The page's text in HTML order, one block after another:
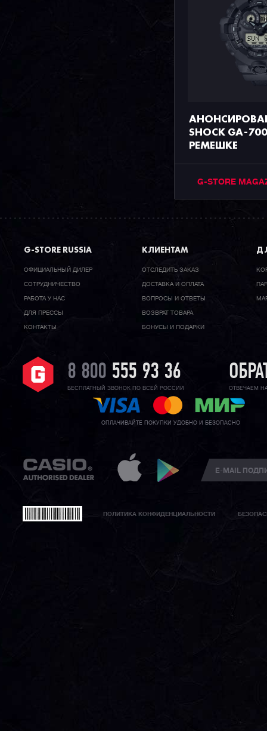
SHOCK GA-
РЕМЕШКЕ
G-STORE
G-STORE RUSSIA
ОФИЦИАЛЬНЫЙ ДИЛЕР
CОТРУДНИЧЕСТВО
РАБОТА У НАС
ДЛЯ ПРЕССЫ
КОНТАКТЫ
КЛИЕНТАМ
ОТСЛЕДИТЬ ЗАКАЗ
ДОСТАВКА И ОПЛАТА
ВОПРОСЫ И ОТВЕТЫ
ВОЗВРАТ ТОВАРА
БОНУСЫ И ПОДАРКИ
8 800 555 93 36
БЕСПЛАТНЫЙ ЗВОНОК ПО ВСЕЙ РОССИИ ОТВЕЧАЕМ
ОПЛАЧИВАЙТЕ ПОКУПКИ УДОБНО И БЕЗОПАСНО
ПОЛИТИКА КОНФИДЕНЦИАЛЬНОСТИ